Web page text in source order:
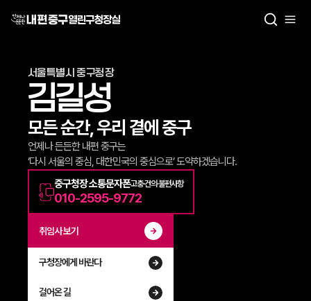
열린구청장실
서울특별시 중구청장
김길성
모든 순간, 우리 곁에 중구
언제나 든든한 내편 중구는
‘다시 서울의 중심, 대한민국의 중심으로’ 도약하겠습니다.
중구청장 소통문자폰고충·건의·불편사항
010-2595-9772
취임사 보기
구청장에게 바란다
걸어온 길